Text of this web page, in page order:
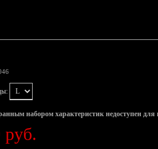
набором характеристик недоступен для
руб.